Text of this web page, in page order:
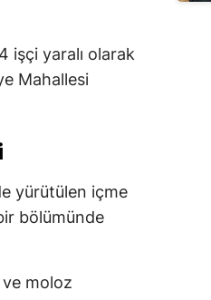
işçi yaralı olarak
Mahallesi
yürütülen içme
bölümünde
ve moloz